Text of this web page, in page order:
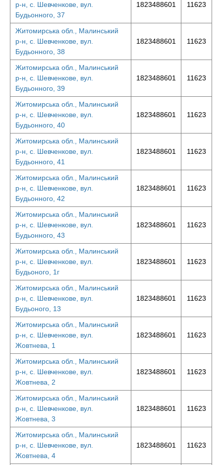
р-н, с. Шевченкове, вул.
Будьонного, 37
1823488601 11623
Житомирська обл., Малинський
р-н, с. Шевченкове, вул.
Будьонного, 38
1823488601 11623
Житомирська обл., Малинський
р-н, с. Шевченкове, вул.
Будьонного, 39
1823488601 11623
Житомирська обл., Малинський
р-н, с. Шевченкове, вул.
Будьонного, 40
1823488601 11623
Житомирська обл., Малинський
р-н, с. Шевченкове, вул.
Будьонного, 41
1823488601 11623
Житомирська обл., Малинський
р-н, с. Шевченкове, вул.
Будьонного, 42
1823488601 11623
Житомирська обл., Малинський
р-н, с. Шевченкове, вул.
Будьонного, 43
1823488601 11623
Житомирська обл., Малинський
р-н, с. Шевченкове, вул.
Будьоного, 1г
1823488601 11623
Житомирська обл., Малинський
р-н, с. Шевченкове, вул.
Будьоного, 13
1823488601 11623
Житомирська обл., Малинський
р-н, с. Шевченкове, вул.
Жовтнева, 1
1823488601 11623
Житомирська обл., Малинський
р-н, с. Шевченкове, вул.
Жовтнева, 2
1823488601 11623
Житомирська обл., Малинський
р-н, с. Шевченкове, вул.
Жовтнева, 3
1823488601 11623
Житомирська обл., Малинський
р-н, с. Шевченкове, вул.
Жовтнева, 4
1823488601 11623